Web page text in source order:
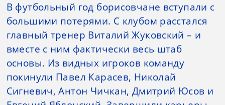
В футбольный год борисовчане вступали с
большими потерями. С клубом расстался
главный тренер Виталий Жуковский – и
вместе с ним фактически весь штаб
основы. Из видных игроков команду
покинули Павел Карасев, Николай
Сигневич, Антон Чичкан, Дмитрий Юсов и